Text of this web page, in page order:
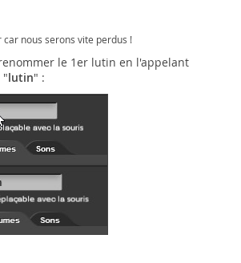
nous serons vite perdus !
le 1er lutin en l'appelant
"lutin" :